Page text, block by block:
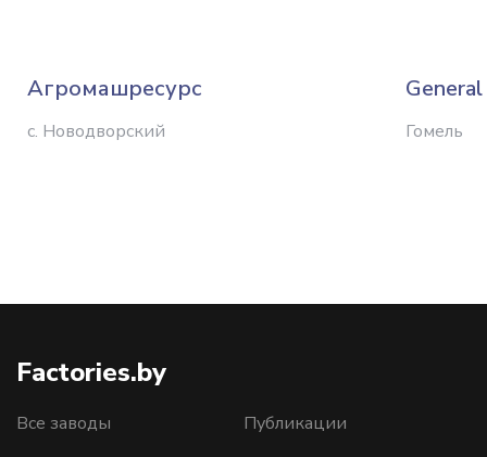
Агромашресурс
с. Новодворский Гомель
Factories.by
Все заводы
Публикации